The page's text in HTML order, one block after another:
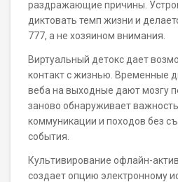
раздражающие причины.
диктовать темп жизни и
777, а не хозяином внимания.
Виртуальный детокс дает
контакт с жизнью. Временные
веба на выходные дают мозгу
заново обнаруживает
коммуникации и походов без
события.
Культивирование офлайн-
создает опцию электронному